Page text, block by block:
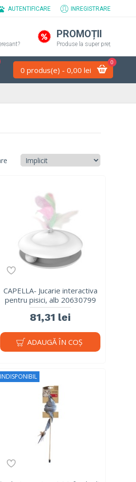
AUTENTIFICARE INREGISTRARE
PROMOȚII
Produse la super preț
0 produs(e) - 0,00 lei
0
CAPELLA- Jucarie interactiva
pentru pisici, alb 20630799
81,31 lei
ADAUGĂ ÎN COŞ
INDISPONIBIL